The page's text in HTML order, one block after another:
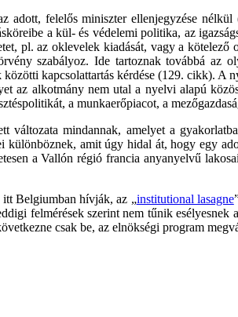
adott, felelős miniszter ellenjegyzése
a kül- és védelemi politika, az
pl. az oklevelek kiadását, vagy a
szabályoz. Ide tartoznak továbbá az
kapcsolattartás kérdése (129. cikk).
az alkotmány nem utal a nyelvi alapú
a munkaerőpiacot, a
változata mindannak, amelyet a
különböznek, amit úgy hidal át, hogy egy
a Vallón régió francia anyanyelvű
itt Belgiumban hívják, az „institutional lasagne
felmérések szerint nem tűnik esélyesnek
csak be, az elnökségi program